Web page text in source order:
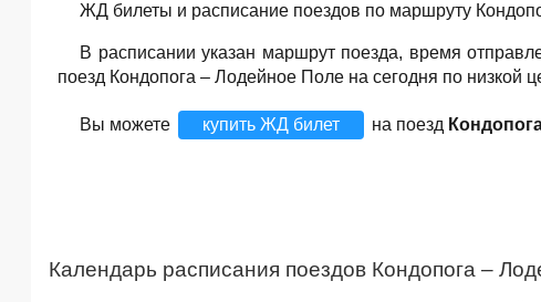
ЖД билеты и расписание поездов по маршруту
В расписании указан маршрут поезда, время
поезд Кондопога – Лодейное Поле на сегодня по низкой
Вы можете купить ЖД билет на поезд
Календарь расписания поездов Кондопога –